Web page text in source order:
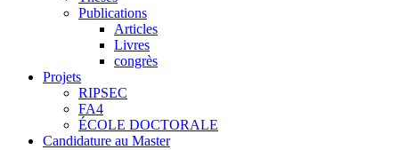
Publications
Articles
Livres
congrès
Projets
RIPSEC
FA4
ÉCOLE DOCTORALE
Candidature au Master